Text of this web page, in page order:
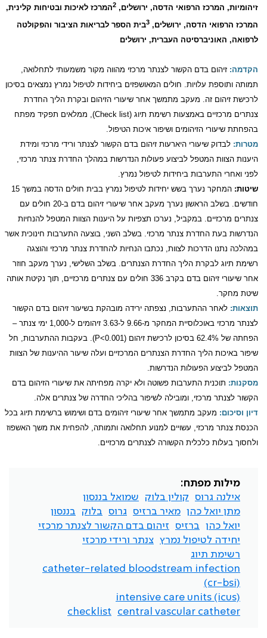
זיהומיות, המרכז הרפואי הדסה, ירושלים, 2המרכז לאיכות ובטיחות קלינית,
המרכז הרפואי הדסה, ירושלים, 3בית הספר לבריאות הציבור והפקולטה
לרפואה, האוניברסיטה העברית, ירושלים
הקדמה: זיהום בדם הקשור לצנתר מרכזי מהווה מקור משמעותי לתחלואה,
תמותה ותוספת עלויות. חולים המאושפזים ביחידות לטיפול נמרץ נמצאים בסיכון
לרכישת זיהום זה. מעקב מתמשך אחר שיעורי הזיהום ובקרת הליך החדרת
צנתרים מרכזיים באמצעות רשימת תיוג (Check list), ממלאים תפקיד מפתח
בהפחתת שיעורי הזיהומים ושיפור איכות הטיפול.
מטרות: לבדוק שיעורי היארעות זיהום בדם הקשור לצנתר ורידי מרכזי ומידת
היענות הצוות המטפל לביצוע פעולות הנדרשות במהלך החדרת צנתר מרכזי,
לפני ואחרי התערבות ביחידות לטיפול נמרץ.
שיטות:
המחקר נערך בשש יחידות לטיפול נמרץ בבית חולים הדסה במשך 15
חודשים. בשלב הראשון נערך מעקב אחר שיעורי זיהום בדם ב-20 חולים עם
צנתרים מרכזיים. במקביל, נערכו תצפיות על היענות הצוות המטפל להנחיות
הנדרשות בעת החדרת צנתר מרכזי. בשלב השני, בוצעה התערבות חינוכית אשר
במהלכה נתנו הדרכות לצוות, נכתבו הנחיות להחדרת צנתר מרכזי והוצגה
רשימת תיוג לבקרת הליך החדרת הצנתרים. בשלב השלישי, נערך מעקב חוזר
אחר שיעורי זיהום בדם בקרב 336 חולים עם צנתרים מרכזיים, תוך נקיטת אותה
שיטת מחקר.
תוצאות: לאחר ההתערבות, נצפתה ירידה מובהקת בשיעור זיהום בדם הקשור
לצנתר מרכזי באוכלוסיית המחקר מ-9.66 ל-3.63 זיהומים ל-1,000 ימי צנתר –
הפחתה של 62.4% בסיכון לרכישת זיהום
(P<0.001)
. בעקבות ההתערבות, חל
שיפור באיכות הליך החדרת הצנתרים המרכזיים ועלה שיעור ההיענות של הצוות
המטפל לביצוע הפעולות הנדרשות.
מסקנות: תוכנית התערבות פשוטה ולא יקרה מפחיתה את שיעורי הזיהום בדם
הקשור לצנתר מרכזי, ומובילה לשיפור בהליכי החדרה של צנתרים אלה.
דיון וסיכום: מעקב מתמשך אחר שיעורי זיהומים בדם ושימוש ברשימת תיוג בכל
הכנסת צנתר מרכזי, עשויים למנוע תחלואה ותמותה, להפחית את משך האשפוז
ולחסוך בעלות כלכלית הקשורה לצנתרים מרכזיים.
מילות מפתח:
אילנה גרוס
קולין בלוק
שמואל בננסון
מתן יואל כהן מאיר ברזיס גרוס בלוק
בננסון
יואל כהן
ברזיס
זיהום בדם הקשור לצנתר מרכזי
יחידה לטיפול נמרץ צנתר ורידי מרכזי
רשימת תיוג
catheter-related bloodstream infection
(cr-bsi)
intensive care units (icus)
central vascular catheter
checklist